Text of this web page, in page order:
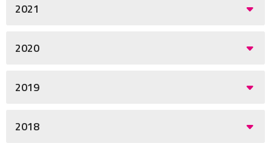
2021
2020
2019
2018